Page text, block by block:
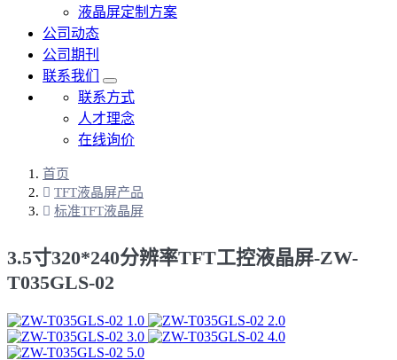
液晶屏定制方案
公司动态
公司期刊
联系我们
联系方式
人才理念
在线询价
首页
TFT液晶屏产品
标准TFT液晶屏
3.5寸320*240分辨率TFT工控液晶屏-ZW-
T035GLS-02